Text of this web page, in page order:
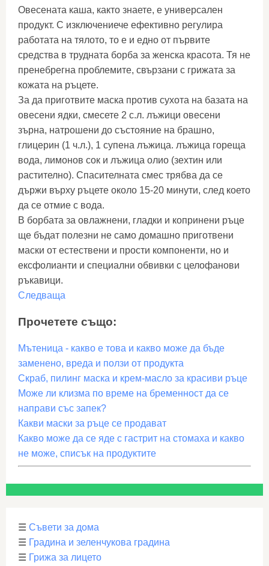
Овесената каша, както знаете, е универсален
продукт. С изключениече ефективно регулира
работата на тялото, то е и едно от първите
средства в трудната борба за женска красота. Тя не
пренебрегна проблемите, свързани с грижата за
кожата на ръцете.
За да приготвите маска против сухота на базата на
овесени ядки, смесете 2 с.л. лъжици овесени
зърна, натрошени до състояние на брашно,
глицерин (1 ч.л.), 1 супена лъжица. лъжица гореща
вода, лимонов сок и лъжица олио (зехтин или
растително). Спасителната смес трябва да се
държи върху ръцете около 15-20 минути, след което
да се отмие с вода.
В борбата за овлажнени, гладки и копринени ръце
ще бъдат полезни не само домашно приготвени
маски от естествени и прости компоненти, но и
ексфолианти и специални обвивки с целофанови
ръкавици.
Следваща
Прочетете също:
Мътеница - какво е това и какво може да бъде
заменено, вреда и ползи от продукта
Скраб, пилинг маска и крем-масло за красиви ръце
Може ли клизма по време на бременност да се
направи със запек?
Какви маски за ръце се продават
Какво може да се яде с гастрит на стомаха и какво
не може, списък на продуктите
☰ Съвети за дома
☰ Градина и зеленчукова градина
☰ Грижа за лицето